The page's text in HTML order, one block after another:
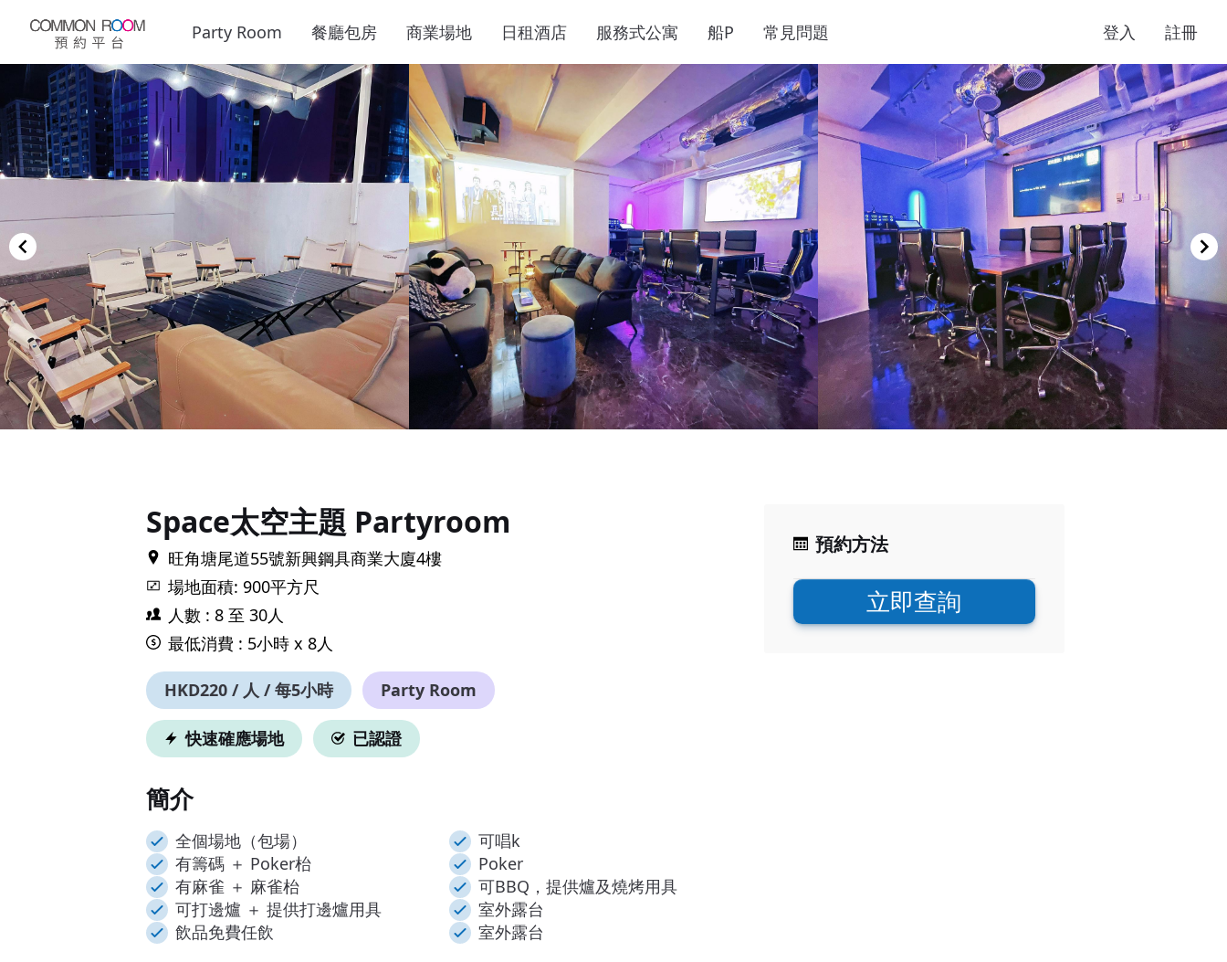
Party Room 餐廳包房 商業場地 日租酒店 服務式公寓 船P 常見問題 登入 註冊
預約方法
立即查詢
Space太空主題 Partyroom
旺角塘尾道55號新興鋼具商業大廈4樓
場地面積: 900平方尺
人數 : 8 至 30人
最低消費 : 5小時 x 8人
HKD220 / 人 / 每5小時 Party Room
快速確應場地 已認證
簡介
全個場地（包場）
可唱k
有籌碼 ＋ Poker枱
Poker
有麻雀 ＋ 麻雀枱
可BBQ，提供爐及燒烤用具
可打邊爐 ＋ 提供打邊爐用具
室外露台
飲品免費任飲
室外露台